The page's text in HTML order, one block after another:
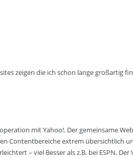
zeigen die ich schon lange großartig
mit Yahoo!. Der gemeinsame
Contentbereiche extrem übersichtlich
– viel Besser als z.B. bei ESPN.